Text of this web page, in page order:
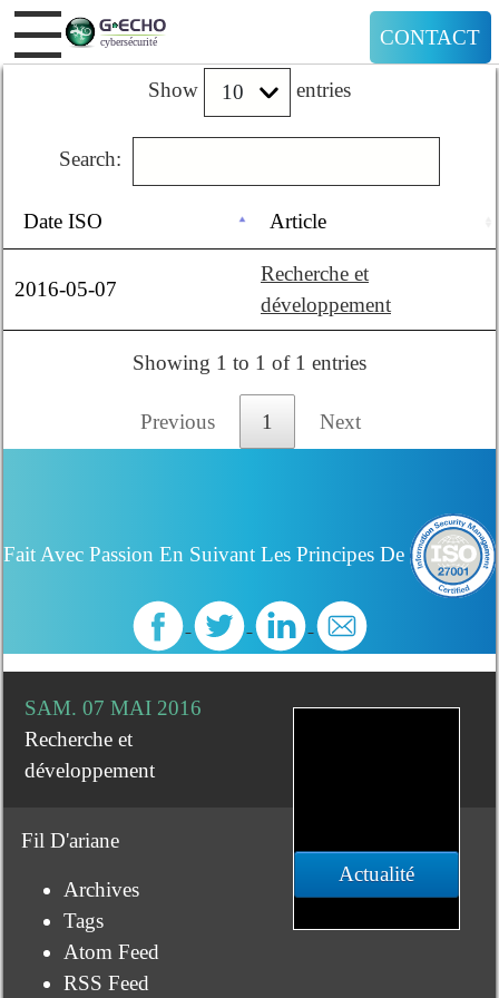
CONTACT
Show entries
Search:
Date ISO Article
2016-05-07
Recherche et
développement
Showing 1 to 1 of 1 entries
Previous 1 Next
Fait Avec Passion En Suivant Les Principes De
Actualité
SAM. 07 MAI 2016
Recherche et
développement
Fil D'ariane
Archives
Tags
Atom Feed
RSS Feed